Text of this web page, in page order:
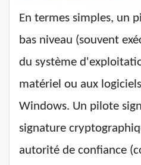
En termes simples, un
bas niveau (souvent
du système
matériel ou aux
Windows. Un pilote
signature
autorité de confiance